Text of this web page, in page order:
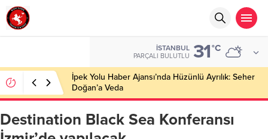
İSTANBUL
PARÇALI BULUTLU 31°C
İpek Yolu Haber Ajansı’nda Hüzünlü Ayrılık: Seher
Doğan’a Veda
Destination Black Sea Konferansı